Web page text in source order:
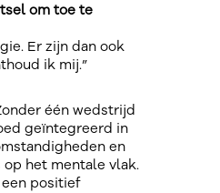
om toe te
Er zijn dan ook
ik mij.”
één wedstrijd
geïntegreerd in
en
het mentale vlak.
positief